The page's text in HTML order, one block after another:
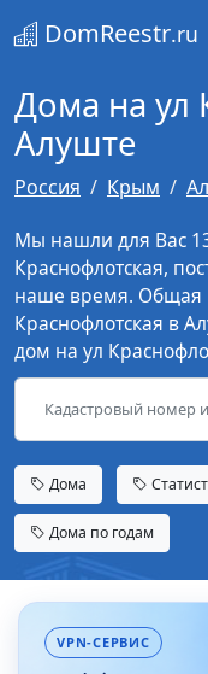
DomReestr.ru
Дома на ул
Алуште
Россия Крым
Мы нашли для Вас
Краснофлотская,
наше время. Общая
Краснофлотская в
дом на ул
Дома
Дома по годам
VPN-СЕРВИС